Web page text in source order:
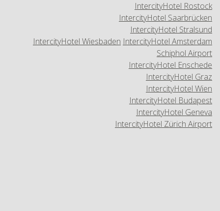
IntercityHotel Rostock
IntercityHotel Saarbrücken
IntercityHotel Stralsund
IntercityHotel Wiesbaden IntercityHotel Amsterdam
Schiphol Airport
IntercityHotel Enschede
IntercityHotel Graz
IntercityHotel Wien
IntercityHotel Budapest
IntercityHotel Geneva
IntercityHotel Zürich Airport